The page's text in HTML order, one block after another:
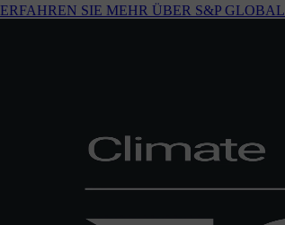
ERFAHREN SIE MEHR ÜBER S&P GLOBAL